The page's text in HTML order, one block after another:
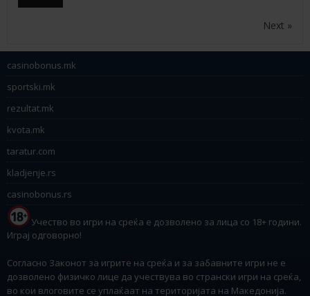
Next »
casinobonus.mk
sportski.mk
rezultat.mk
kvota.mk
taratur.com
kladjenje.rs
casinobonus.rs
Учество во игри на среќа е дозволено за лица со 18+ години.
Играј одговорно!
Согласно Законот за игрите на среќа и за забавните игри не е
дозволено физичко лице да учествува во странски игри на среќа,
во кои влоговите се уплаќаат на територијата на Македонија.